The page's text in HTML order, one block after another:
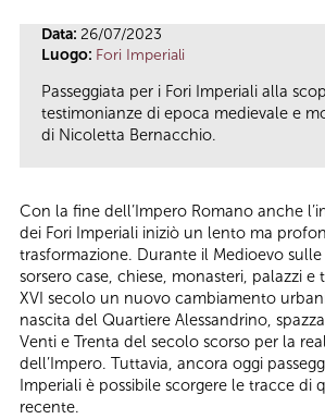
Data: 26/07/2023
Luogo: Fori Imperiali
Passeggiata per i Fori Imperiali alla
testimonianze di epoca medievale e
di Nicoletta Bernacchio.
Con la fine dell’Impero Romano anche
dei Fori Imperiali iniziò un lento ma
trasformazione. Durante il Medioevo sulle
sorsero case, chiese, monasteri, palazzi
XVI secolo un nuovo cambiamento
nascita del Quartiere Alessandrino,
Venti e Trenta del secolo scorso per la
dell’Impero. Tuttavia, ancora oggi
Imperiali è possibile scorgere le tracce di
recente.